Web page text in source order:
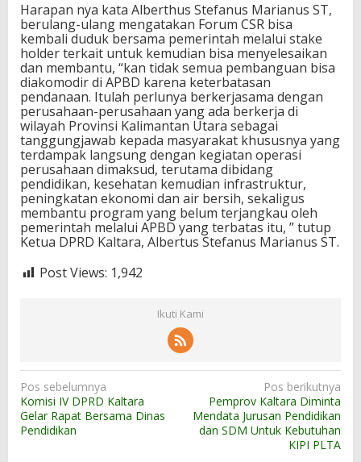
Harapan nya kata Alberthus Stefanus Marianus ST,
berulang-ulang mengatakan Forum CSR bisa
kembali duduk bersama pemerintah melalui stake
holder terkait untuk kemudian bisa menyelesaikan
dan membantu, “kan tidak semua pembanguan bisa
diakomodir di APBD karena keterbatasan
pendanaan. Itulah perlunya berkerjasama dengan
perusahaan-perusahaan yang ada berkerja di
wilayah Provinsi Kalimantan Utara sebagai
tanggungjawab kepada masyarakat khususnya yang
terdampak langsung dengan kegiatan operasi
perusahaan dimaksud, terutama dibidang
pendidikan, kesehatan kemudian infrastruktur,
peningkatan ekonomi dan air bersih, sekaligus
membantu program yang belum terjangkau oleh
pemerintah melalui APBD yang terbatas itu, ” tutup
Ketua DPRD Kaltara, Albertus Stefanus Marianus ST.
Post Views: 1,942
Ikuti Kami
N
a
v
Pos sebelumnya
Komisi IV DPRD Kaltara
Gelar Rapat Bersama Dinas
Pendidikan
Pos berikutnya
Pemprov Kaltara Diminta
Mendata Jurusan Pendidikan
dan SDM Untuk Kebutuhan
KIPI PLTA